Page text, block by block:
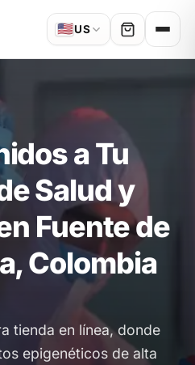
🇺🇸US
a Tu
Salud y
Fuente de
Colombia
tienda en línea, donde
epigenéticos de alta